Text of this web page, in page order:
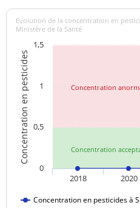
Concentration
Concentration
Concentration en pesticides
Evolution de la concentration en
Ministère de la Santé
Concentration en pesticides à
2018 2020
0
0,5
1
1,5